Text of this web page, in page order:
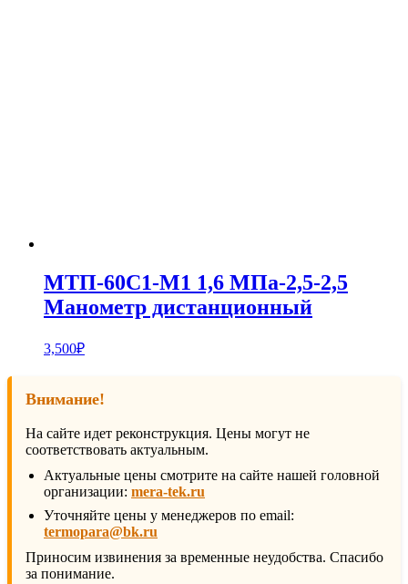
МТП-60С1-М1 1,6 МПа-2,5-2,5
Манометр дистанционный
3,500₽
Внимание!
На сайте идет реконструкция. Цены могут не
соответствовать актуальным.
Актуальные цены смотрите на сайте нашей головной
организации: mera-tek.ru
Уточняйте цены у менеджеров по email:
termopara@bk.ru
Приносим извинения за временные неудобства. Спасибо
за понимание.